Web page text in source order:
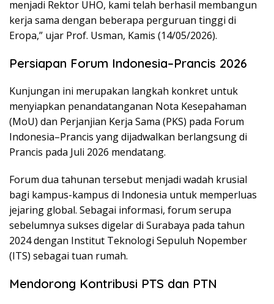
menjadi Rektor UHO, kami telah berhasil membangun
kerja sama dengan beberapa perguruan tinggi di
Eropa,” ujar Prof. Usman, Kamis (14/05/2026).
Persiapan Forum Indonesia–Prancis 2026
Kunjungan ini merupakan langkah konkret untuk
menyiapkan penandatanganan Nota Kesepahaman
(MoU) dan Perjanjian Kerja Sama (PKS) pada Forum
Indonesia–Prancis yang dijadwalkan berlangsung di
Prancis pada Juli 2026 mendatang.
Forum dua tahunan tersebut menjadi wadah krusial
bagi kampus-kampus di Indonesia untuk memperluas
jejaring global. Sebagai informasi, forum serupa
sebelumnya sukses digelar di Surabaya pada tahun
2024 dengan Institut Teknologi Sepuluh Nopember
(ITS) sebagai tuan rumah.
Mendorong Kontribusi PTS dan PTN